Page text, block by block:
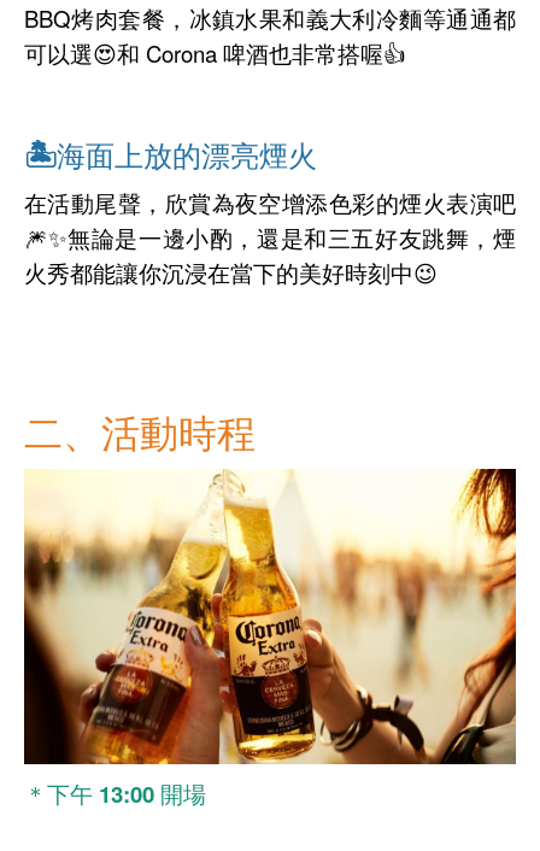
BBQ烤肉套餐，冰鎮水果和義大利冷麵等通通都
可以選😍和 Corona 啤酒也非常搭喔👍
🏝海面上放的漂亮煙火
在活動尾聲，欣賞為夜空增添色彩的煙火表演吧
🎆✨無論是一邊小酌，還是和三五好友跳舞，煙
火秀都能讓你沉浸在當下的美好時刻中😉
二、活動時程
＊下午 13:00 開場